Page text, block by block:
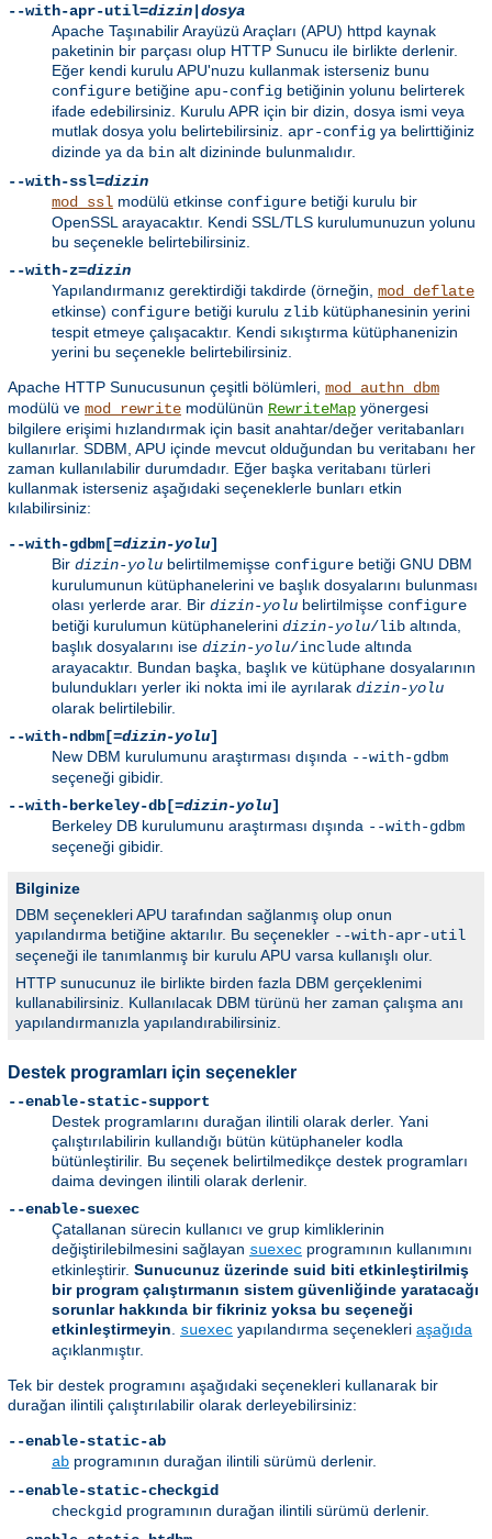
--with-apr-util=dizin dosya
Apache Taşınabilir Arayüzü Araçları (APU) httpd kaynak
paketinin bir parçası olup HTTP Sunucu ile birlikte derlenir.
Eğer kendi kurulu APU'nuzu kullanmak isterseniz bunu
configure betiğine apu-config betiğinin yolunu belirterek
ifade edebilirsiniz. Kurulu APR için bir dizin, dosya ismi veya
mutlak dosya yolu belirtebilirsiniz. apr-config ya belirttiğiniz
dizinde ya da bin alt dizininde bulunmalıdır.
--with-ssl=dizin
mod_ssl modülü etkinse configure betiği kurulu bir
OpenSSL arayacaktır. Kendi SSL/TLS kurulumunuzun yolunu
bu seçenekle belirtebilirsiniz.
--with-z=dizin
Yapılandırmanız gerektirdiği takdirde (örneğin, mod_deflate
etkinse) configure betiği kurulu zlib kütüphanesinin yerini
tespit etmeye çalışacaktır. Kendi sıkıştırma kütüphanenizin
yerini bu seçenekle belirtebilirsiniz.
Apache HTTP Sunucusunun çeşitli bölümleri, mod_authn_dbm
modülü ve mod_rewrite modülünün RewriteMap yönergesi
bilgilere erişimi hızlandırmak için basit anahtar/değer veritabanları
kullanırlar. SDBM, APU içinde mevcut olduğundan bu veritabanı her
zaman kullanılabilir durumdadır. Eğer başka veritabanı türleri
kullanmak isterseniz aşağıdaki seçeneklerle bunları etkin
kılabilirsiniz:
--with-gdbm[=dizin-yolu]
Bir dizin-yolu belirtilmemişse configure betiği GNU DBM
kurulumunun kütüphanelerini ve başlık dosyalarını bulunması
olası yerlerde arar. Bir dizin-yolu belirtilmişse configure
betiği kurulumun kütüphanelerini dizin-yolu/lib altında,
başlık dosyalarını ise dizin-yolu/include altında
arayacaktır. Bundan başka, başlık ve kütüphane dosyalarının
bulundukları yerler iki nokta imi ile ayrılarak dizin-yolu
olarak belirtilebilir.
--with-ndbm[=dizin-yolu]
New DBM kurulumunu araştırması dışında --with-gdbm
seçeneği gibidir.
--with-berkeley-db[=dizin-yolu]
Berkeley DB kurulumunu araştırması dışında --with-gdbm
seçeneği gibidir.
Bilginize
DBM seçenekleri APU tarafından sağlanmış olup onun
yapılandırma betiğine aktarılır. Bu seçenekler --with-apr-util
seçeneği ile tanımlanmış bir kurulu APU varsa kullanışlı olur.
HTTP sunucunuz ile birlikte birden fazla DBM gerçeklenimi
kullanabilirsiniz. Kullanılacak DBM türünü her zaman çalışma anı
yapılandırmanızla yapılandırabilirsiniz.
Destek programları için seçenekler
--enable-static-support
Destek programlarını durağan ilintili olarak derler. Yani
çalıştırılabilirin kullandığı bütün kütüphaneler kodla
bütünleştirilir. Bu seçenek belirtilmedikçe destek programları
daima devingen ilintili olarak derlenir.
--enable-suexec
Çatallanan sürecin kullanıcı ve grup kimliklerinin
değiştirilebilmesini sağlayan suexec programının kullanımını
etkinleştirir. Sunucunuz üzerinde suid biti etkinleştirilmiş
bir program çalıştırmanın sistem güvenliğinde yaratacağı
sorunlar hakkında bir fikriniz yoksa bu seçeneği
etkinleştirmeyin
suexec yapılandırma seçenekleri aşağıda
açıklanmıştır.
Tek bir destek programını aşağıdaki seçenekleri kullanarak bir
durağan ilintili çalıştırılabilir olarak derleyebilirsiniz:
--enable-static-ab
ab programının durağan ilintili sürümü derlenir.
--enable-static-checkgid
checkgid programının durağan ilintili sürümü derlenir.